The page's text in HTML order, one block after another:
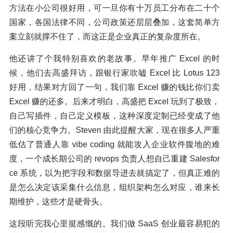
方法在小公司很好用，可一旦你有十万员工分布在二十个
国家，各国法律不同，公司政策还层层叠加，这套简单方
案立刻就撑不住了，而这正是企业真正的复杂度所在。
他还讲了个我特别喜欢的老故事。早年推广 Excel 的时
候，他们去高盛拜访，跟银行家吹嘘 Excel 比 Lotus 123
好用，结果对方回了一句，我们靠 Excel 赚的钱比你们卖
Excel 赚的还多。后来才明白，高盛把 Excel 玩到了极致，
自己写插件，自己定义模板，这种深度定制已经变成了他
们的核心竞争力。Steven 由此提醒大家，现在很多人严重
低估了普通人靠 vibe coding 就能攻入企业软件腹地的难
度，一个成长期公司的 revops 负责人想自己重建 Salesfor
ce 系统，以为把字段和数据导进去就搞定了，但真正难的
是怎么决定该采集什么信息，组织架构怎么对应，谁来长
期维护，这些才是硬骨头。
这段听完我心里挺感慨的。我们做 SaaS 创业最容易犯的